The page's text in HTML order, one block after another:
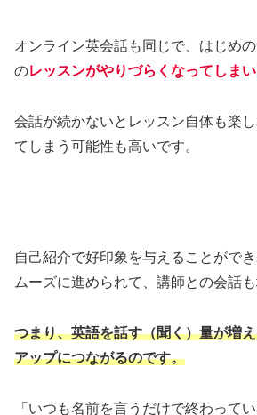
オンライン英会話も同じで、はじめ
のレッスンがやりづらくなってしまい
会話が続かないとレッスン自体も楽
てしまう可能性も高いです。
自己紹介で好印象を与えることがで
ムーズに進められて、講師との会話も
つまり、英語を話す（聞く）量が増
アップにつながるのです。
「いつも名前を言うだけで終わって